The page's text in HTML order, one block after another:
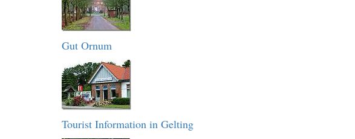
Gut Ornum
Tourist Information in Gelting